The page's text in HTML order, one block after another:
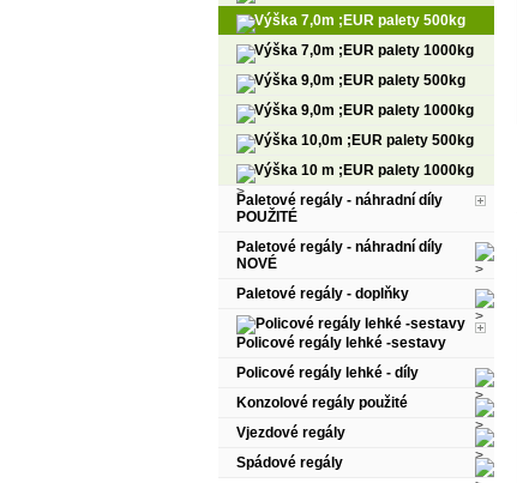
Výška 7,0m ;EUR palety 500kg
Výška 7,0m ;EUR palety 1000kg
Výška 9,0m ;EUR palety 500kg
Výška 9,0m ;EUR palety 1000kg
Výška 10,0m ;EUR palety 500kg
Výška 10 m ;EUR palety 1000kg
Paletové regály - náhradní díly
POUŽITÉ
Paletové regály - náhradní díly
NOVÉ
Paletové regály - doplňky
Policové regály lehké -sestavy
Policové regály lehké - díly
Konzolové regály použité
Vjezdové regály
Spádové regály